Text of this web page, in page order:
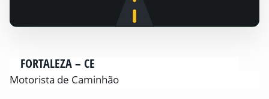
FORTALEZA – CE
Motorista de Caminhão